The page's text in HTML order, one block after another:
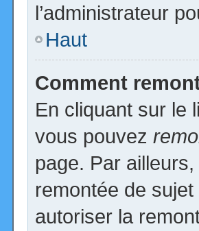
l’administrateur
Haut
Comment
En cliquant sur le
vous pouvez
page. Par
remontée de
autoriser la